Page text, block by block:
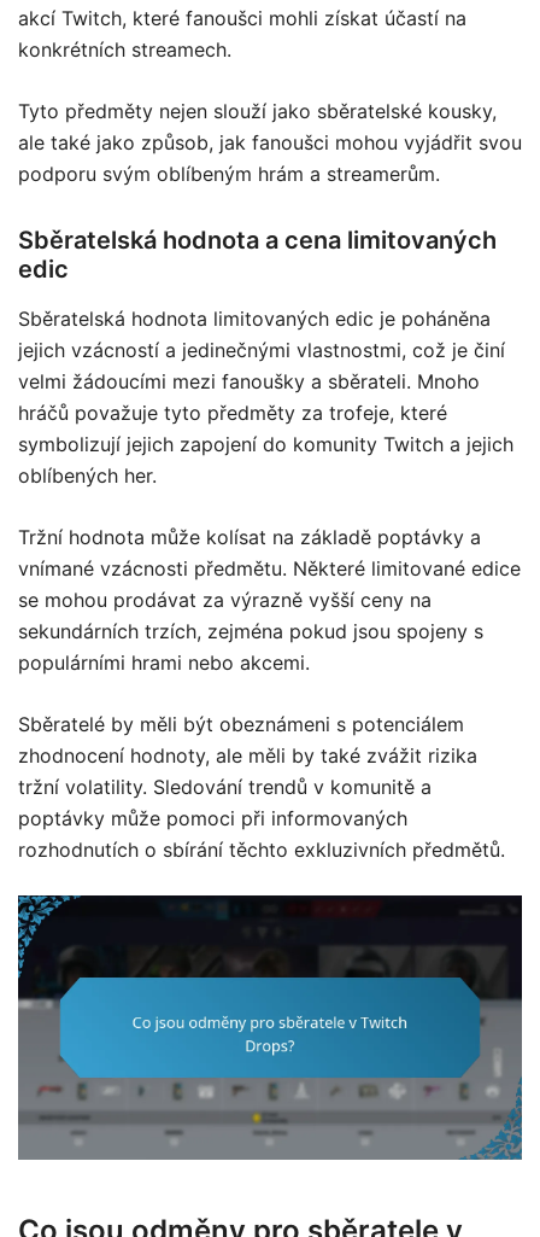
akcí Twitch, které fanoušci mohli získat účastí na
konkrétních streamech.
Tyto předměty nejen slouží jako sběratelské kousky,
ale také jako způsob, jak fanoušci mohou vyjádřit svou
podporu svým oblíbeným hrám a streamerům.
Sběratelská hodnota a cena limitovaných
edic
Sběratelská hodnota limitovaných edic je poháněna
jejich vzácností a jedinečnými vlastnostmi, což je činí
velmi žádoucími mezi fanoušky a sběrateli. Mnoho
hráčů považuje tyto předměty za trofeje, které
symbolizují jejich zapojení do komunity Twitch a jejich
oblíbených her.
Tržní hodnota může kolísat na základě poptávky a
vnímané vzácnosti předmětu. Některé limitované edice
se mohou prodávat za výrazně vyšší ceny na
sekundárních trzích, zejména pokud jsou spojeny s
populárními hrami nebo akcemi.
Sběratelé by měli být obeznámeni s potenciálem
zhodnocení hodnoty, ale měli by také zvážit rizika
tržní volatility. Sledování trendů v komunitě a
poptávky může pomoci při informovaných
rozhodnutích o sbírání těchto exkluzivních předmětů.